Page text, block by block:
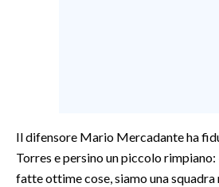
SPETTACOLI
Il difensore Mario Mercadante ha
Torres e persino un piccolo
fatte ottime cose, siamo una